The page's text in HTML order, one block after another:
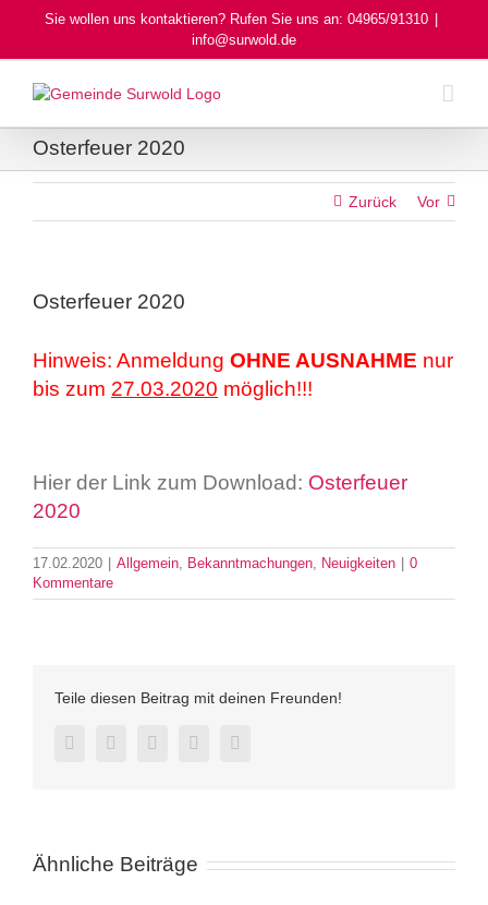
Sie wollen uns kontaktieren? Rufen Sie uns an: 04965/91310
info@surwold.de
Osterfeuer 2020
Zurück Vor
Osterfeuer 2020
Hinweis: Anmeldung OHNE AUSNAHME nur
bis zum 27.03.2020 möglich!!!
Hier der Link zum Download: Osterfeuer
2020
17.02.2020 | Allgemein Bekanntmachungen Neuigkeiten | 0
Kommentare
Teile diesen Beitrag mit deinen Freunden!
FacebookTwitter LinkedInPinterest
Ähnliche Beiträge